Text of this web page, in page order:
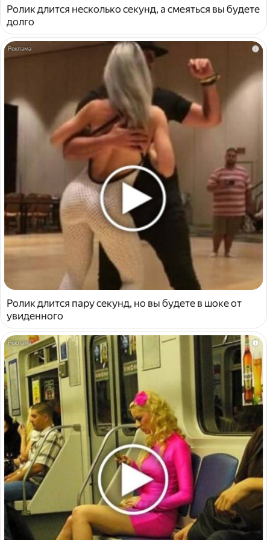
Ролик длится несколько секунд, а смеяться вы будете
долго
i
Ролик длится пару секунд, но вы будете в шоке от
увиденного
i